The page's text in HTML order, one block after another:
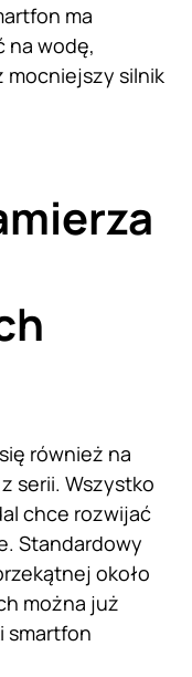
ma
na wodę,
mocniejszy silnik
również na
serii. Wszystko
chce rozwijać
Standardowy
około
można już
smartfon